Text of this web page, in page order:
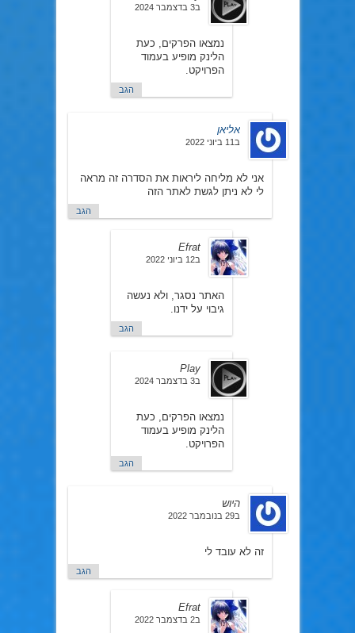
ב3 בדצמבר 2024
נמצאו הפרקים, כעת
הלינק מופיע בעמוד
הפרויקט.
הגב
אליאן
ב11 ביוני 2022
אני לא מליחה ליראות את הסדרה זה מראה
לי לא ניתן לגשת לאתר הזה
הגב
Efrat
ב12 ביוני 2022
האתר נסגר, ולא נעשה
גיבוי על ידנו.
הגב
Play
ב3 בדצמבר 2024
נמצאו הפרקים, כעת
הלינק מופיע בעמוד
הפרויקט.
הגב
היוש
ב29 בנובמבר 2022
זה לא עובד לי
הגב
Efrat
ב2 בדצמבר 2022